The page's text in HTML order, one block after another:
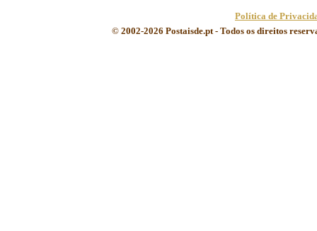
Política de
© 2002-2026 Postaisde.pt - Todos os direitos